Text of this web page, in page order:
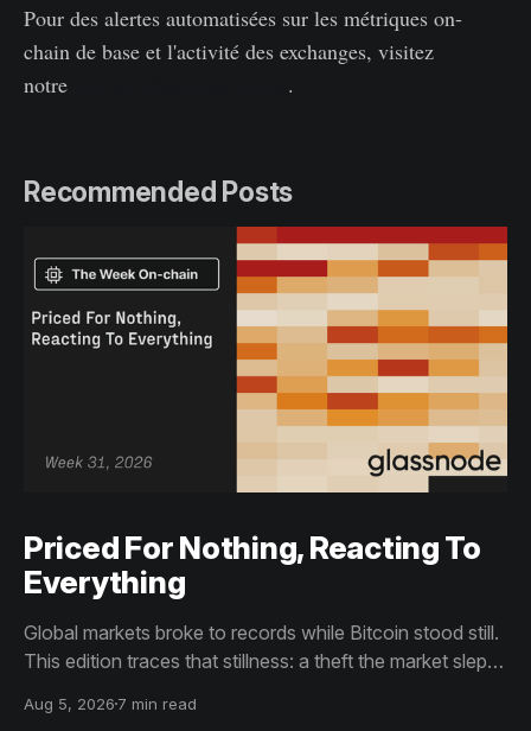
Pour des alertes automatisées sur les métriques on-
chain de base et l'activité des exchanges, visitez
notre
.
Recommended Posts
Priced For Nothing, Reacting To
Everything
Global markets broke to records while Bitcoin stood still.
This edition traces that stillness: a theft the market slept
than capitulation, and an options market priced for
Aug 5, 2026 7 min read